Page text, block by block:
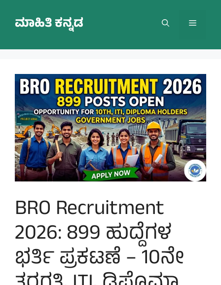
contentಮಾಹಿತಿ ಕನ್ನಡ Menu
BRO Recruitment
2026: 899 ಹುದ್ದೆಗಳ
ಭರ್ತಿ ಪ್ರಕಟಣೆ – 10ನೇ